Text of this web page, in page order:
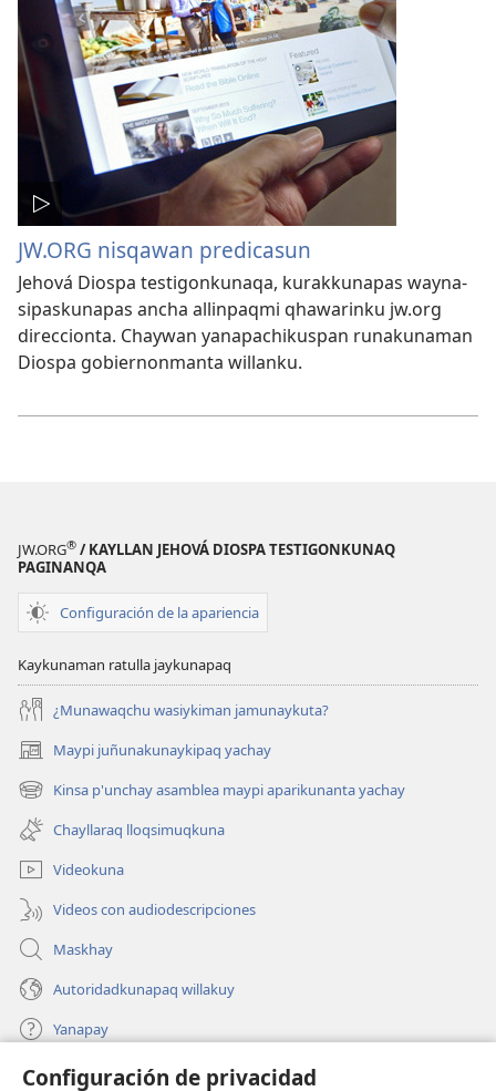
Configuración de privacidad
JW.ORG nisqawan predicasun
Jehová Diospa testigonkunaqa, kurakkunapas wayna-
sipaskunapas ancha allinpaqmi qhawarinku jw.org
direccionta. Chaywan yanapachikuspan runakunaman
Diospa gobiernonmanta willanku.
JW.ORG® / KAYLLAN JEHOVÁ DIOSPA TESTIGONKUNAQ
PAGINANQA
Configuración de la apariencia
Kaykunaman ratulla jaykunapaq
¿Munawaqchu wasiykiman jamunaykuta?
Maypi juñunakunaykipaq yachay
(abre
una
nueva
ventana)
Kinsa p'unchay asamblea maypi aparikunanta yachay
(abre
una
nueva
ventana)
Chayllaraq lloqsimuqkuna
Videokuna
Videos con audiodescripciones
Maskhay
Autoridadkunapaq willakuy
Yanapay
Donacionta churanapaq